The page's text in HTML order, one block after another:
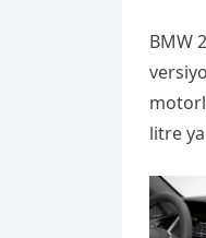
BMW
litre